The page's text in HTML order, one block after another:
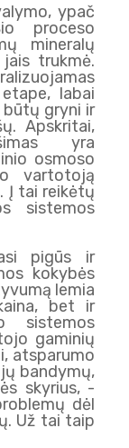
ypač
proceso
mineralų
trukmė.
labai
būtų gryni ir
Apskritai,
yra
osmoso
vartotoją
Į tai reikėtų
sistemos
pigūs ir
kokybės
lemia
bet ir
sistemos
gaminių
atsparumo
bandymų,
skyrius, -
dėl
Už tai taip